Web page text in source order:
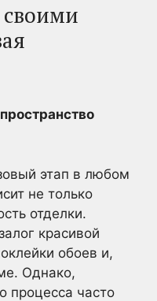
своими
этап в любом
не только
отделки.
красивой
обоев и,
Однако,
процесса часто